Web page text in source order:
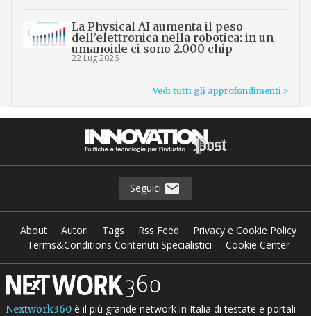
La Physical AI aumenta il peso
dell’elettronica nella robotica: in un
umanoide ci sono 2.000 chip
22 Lug 2026
Vedi tutti gli approfondimenti >
Seguici
About Autori Tags Rss Feed
Privacy e Cookie Policy
Terms&Conditions Contenuti Specialistici
Cookie Center
Nextwork360è il più grande network in Italia di testate e portali